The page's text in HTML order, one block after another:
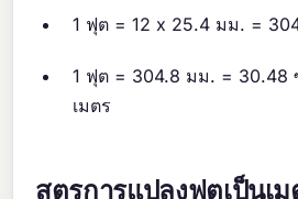
1 ฟุต = 12 x 25.4 มม. =
1 ฟุต = 304.8 มม. = 30.48
เมตร
สูตรการแปลงฟุตเป็นเม